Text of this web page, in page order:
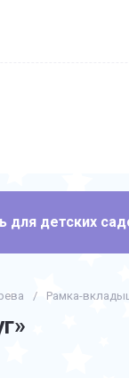
для детских
/ Рамка-